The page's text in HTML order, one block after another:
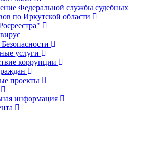
Федеральной службы судебных
по Иркутской области
услуги
коррупции
проекты
информация